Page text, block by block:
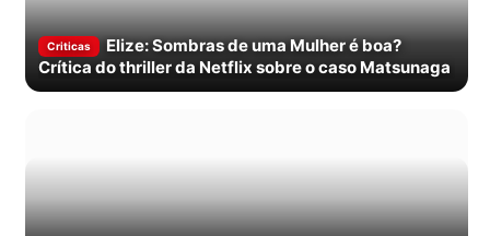
Criticas
Elize: Sombras de uma Mulher é boa?
Crítica do thriller da Netflix sobre o caso Matsunaga